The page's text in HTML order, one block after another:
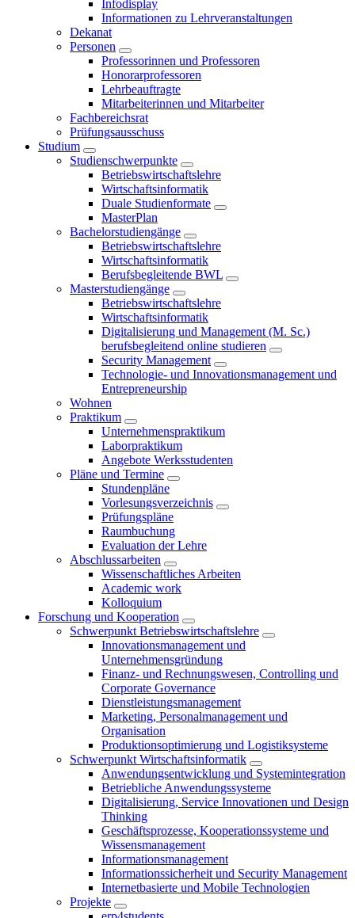
Infodisplay
Informationen zu Lehrveranstaltungen
Dekanat
Personen
Professorinnen und Professoren
Honorarprofessoren
Lehrbeauftragte
Mitarbeiterinnen und Mitarbeiter
Fachbereichsrat
Prüfungsausschuss
Studium
Studienschwerpunkte
Betriebswirtschaftslehre
Wirtschaftsinformatik
Duale Studienformate
MasterPlan
Bachelorstudiengänge
Betriebswirtschaftslehre
Wirtschaftsinformatik
Berufsbegleitende BWL
Masterstudiengänge
Betriebswirtschaftslehre
Wirtschaftsinformatik
Digitalisierung und Management (M. Sc.)
berufsbegleitend online studieren
Security Management
Technologie- und Innovationsmanagement und
Entrepreneurship
Wohnen
Praktikum
Unternehmenspraktikum
Laborpraktikum
Angebote Werksstudenten
Pläne und Termine
Stundenpläne
Vorlesungsverzeichnis
Prüfungspläne
Raumbuchung
Evaluation der Lehre
Abschlussarbeiten
Wissenschaftliches Arbeiten
Academic work
Kolloquium
Forschung und Kooperation
Schwerpunkt Betriebswirtschaftslehre
Innovationsmanagement und
Unternehmensgründung
Finanz- und Rechnungswesen, Controlling und
Corporate Governance
Dienstleistungsmanagement
Marketing, Personalmanagement und
Organisation
Produktionsoptimierung und Logistiksysteme
Schwerpunkt Wirtschaftsinformatik
Anwendungsentwicklung und Systemintegration
Betriebliche Anwendungssysteme
Digitalisierung, Service Innovationen und Design
Thinking
Geschäftsprozesse, Kooperationssysteme und
Wissensmanagement
Informationsmanagement
Informationssicherheit und Security Management
Internetbasierte und Mobile Technologien
Projekte